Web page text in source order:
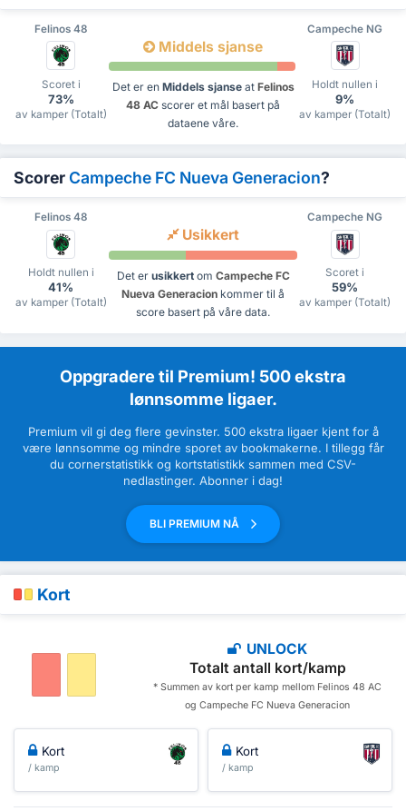
Felinos 48 Campeche NG
Scoret i
73%
av kamper (Totalt)
Middels sjanse
Det er en Middels sjanseat Felinos
48 AC scorer et mål basert på
dataene våre.
Holdt nullen i
9%
av kamper (Totalt)
Scorer Campeche FC Nueva Generacion?
Felinos 48 Campeche NG
Holdt nullen i
41%
av kamper (Totalt)
Usikkert
Det er usikkertom Campeche FC
Nueva Generacion kommer til å
score basert på våre data.
Scoret i
59%
av kamper (Totalt)
Oppgradere til Premium! 500 ekstra
lønnsomme ligaer.
Premium vil gi deg flere gevinster. 500 ekstra ligaer kjent for å
være lønnsomme og mindre sporet av bookmakerne. I tillegg får
du cornerstatistikk og kortstatistikk sammen med CSV-
nedlastinger. Abonner i dag!
BLI PREMIUM NÅ
Kort
UNLOCK
Totalt antall kort/kamp
* Summen av kort per kamp mellom Felinos 48 AC
og Campeche FC Nueva Generacion
Kort
/ kamp
Kort
/ kamp